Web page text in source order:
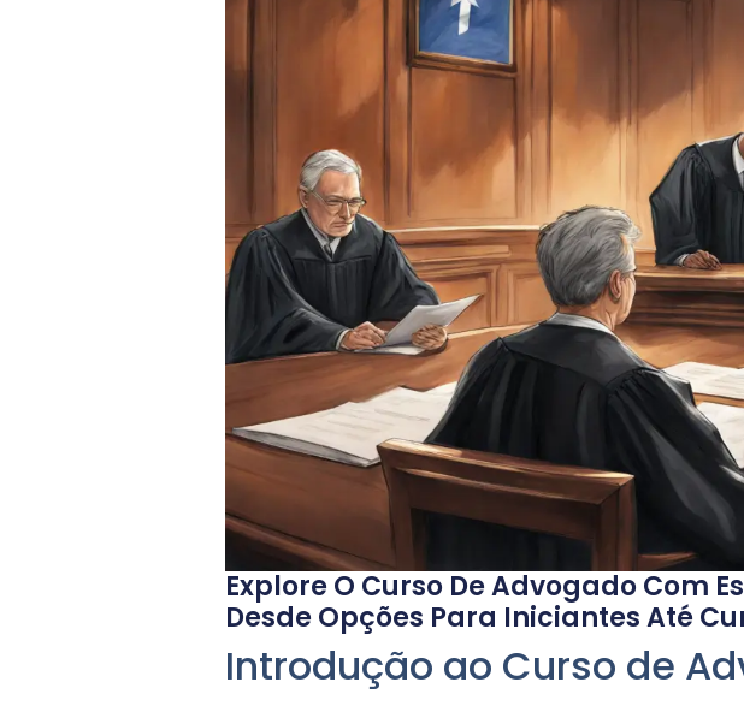
Explore O Curso De Advogado Com
Desde Opções Para Iniciantes Até
Introdução ao Curso de